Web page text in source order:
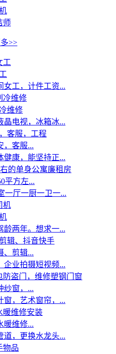
师
>>
女工，计件工资...
维修
晶电视，冰箱冰...
，客服...
健康，能坚持正...
平方左...
一厅一厨一卫一...
龄两年。想求一...
、剪辑...
企业拍摄短视频...
纱窗，...
窗，艺术窗帘，...
暖维修...
道，更换水龙头...